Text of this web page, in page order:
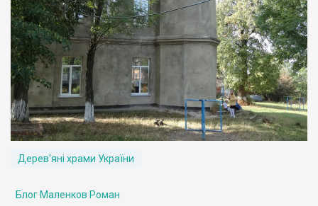
Дерев'яні храми України
Блог Маленков Роман